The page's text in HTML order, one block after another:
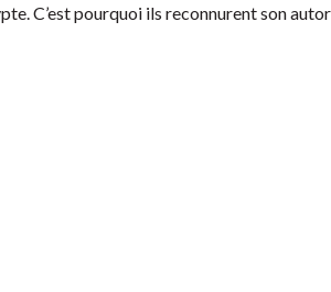
C’est pourquoi ils reconnurent son